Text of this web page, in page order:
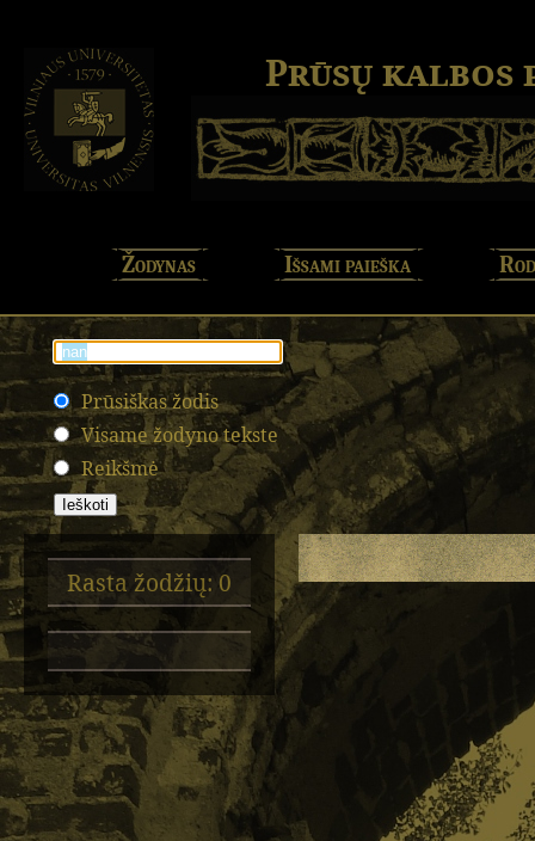
Prūsų kalbos
Žodynas Išsami paieška
Prūsiškas žodis
Visame žodyno tekste
Reikšmė
Rasta žodžių: 0